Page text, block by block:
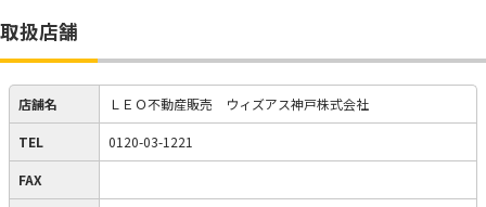
取扱店舗
店舗名 ＬＥＯ不動産販売 ウィズアス神戸株式会社
TEL 0120-03-1221
FAX